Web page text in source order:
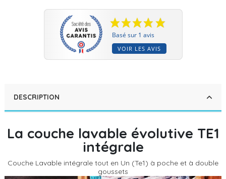
Basé sur 1 avis
VOIR LES AVIS
DESCRIPTION
La couche lavable évolutive TE1
intégrale
Couche Lavable intégrale tout en Un (Te1) à poche et à double
goussets